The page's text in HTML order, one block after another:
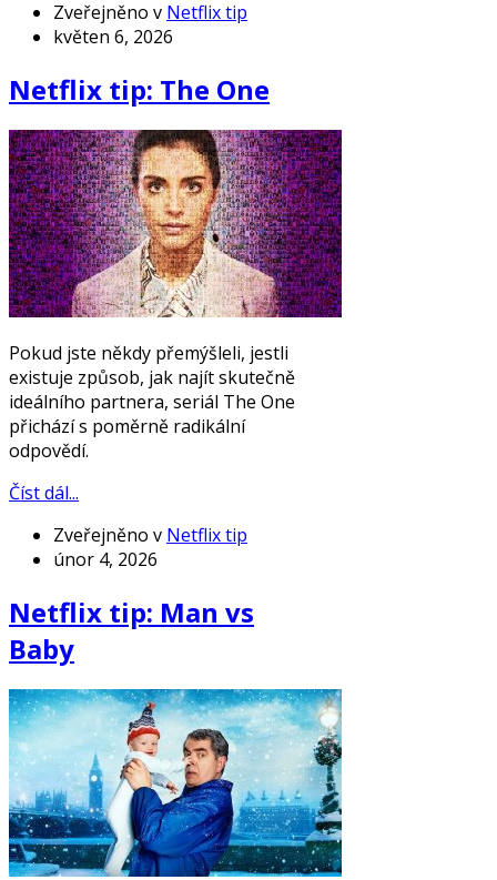
Zveřejněno v Netflix tip
květen 6, 2026
Netflix tip: The One
Pokud jste někdy přemýšleli, jestli
existuje způsob, jak najít skutečně
ideálního partnera, seriál The One
přichází s poměrně radikální
odpovědí.
Číst dál...
Zveřejněno v Netflix tip
únor 4, 2026
Netflix tip: Man vs
Baby